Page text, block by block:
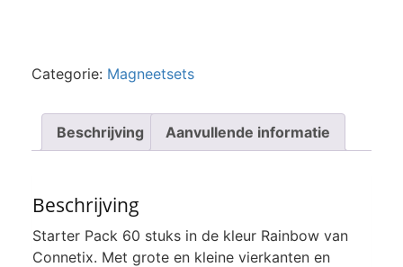
Categorie: Magneetsets
Beschrijving Aanvullende informatie
Beschrijving
Starter Pack 60 stuks in de kleur Rainbow van
Connetix. Met grote en kleine vierkanten en